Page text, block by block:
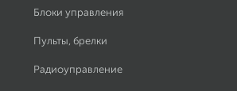
Блоки управления
Пульты, брелки
Радиоуправление